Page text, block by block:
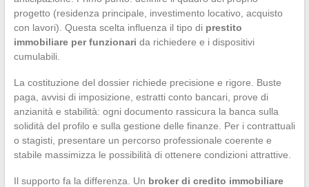
progetto (residenza principale, investimento locativo, acquisto
con lavori). Questa scelta influenza il tipo di prestito
immobiliare per funzionari da richiedere e i dispositivi
cumulabili.
La costituzione del dossier richiede precisione e rigore. Buste
paga, avvisi di imposizione, estratti conto bancari, prove di
anzianità e stabilità: ogni documento rassicura la banca sulla
solidità del profilo e sulla gestione delle finanze. Per i contrattuali
o stagisti, presentare un percorso professionale coerente e
stabile massimizza le possibilità di ottenere condizioni attrattive.
Il supporto fa la differenza. Un broker di credito immobiliare